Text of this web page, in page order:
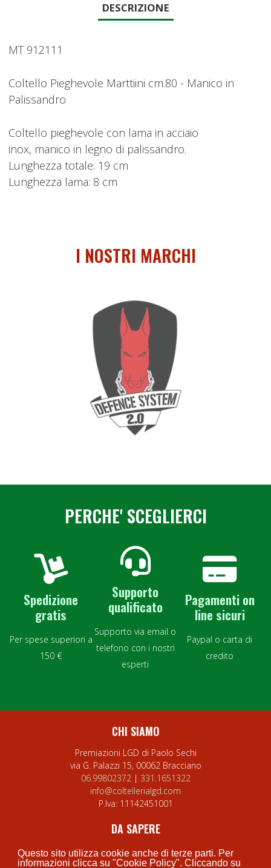
Questo sito utilizza cookie anche di terze parti. Per
informazioni clicca su "Cookie Policy". Cliccando su
DESCRIZIONE
MT 912111
Coltello Pieghevole Marttiini cm.80 - Manico in
Palissandro
Coltello pieghevole con lama in acciaio
inox, manico in legno di palissandro.
Lunghezza totale: 19 cm
Lunghezza lama: 8 cm
I NOSTRI MARCHI
PERCHE' SCEGLIERCI
Spedizione
gratis
Per spese superiori a
150 €
Supporto
qualificato
Supporto via email o
telefono con i nostri
esperti
Pagamenti on
line sicuri
Paypal o carta di
credito
CHI SIAMO
Premiazioni LGD di Paolo Sechi
via G. Palazzi 15, 00062 Bracciano
06.99802372| 331.1651322
info@coltellerialgd.com
P.Iva: 11142451001
DA SAPERE
Privacy Policy
Cookie Policy